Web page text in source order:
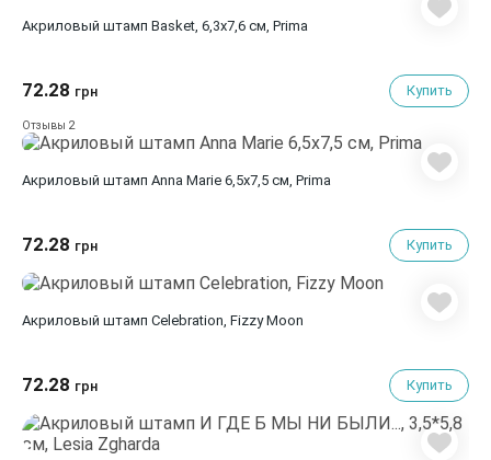
Акриловый штамп Basket, 6,3х7,6 см, Prima
72.28 грн Купить
Отзывы 2
Акриловый штамп Anna Marie 6,5x7,5 см, Prima
72.28 грн Купить
Акриловый штамп Celebration, Fizzy Moon
72.28 грн Купить